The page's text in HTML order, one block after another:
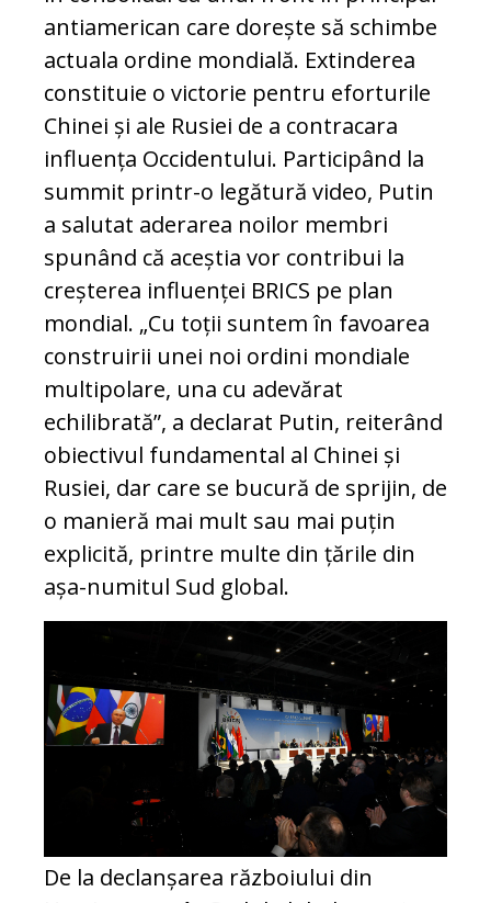
antiamerican care dorește să schimbe
actuala ordine mondială. Extinderea
constituie o victorie pentru eforturile
Chinei și ale Rusiei de a contracara
influența Occidentului. Participând la
summit printr-o legătură video, Putin
a salutat aderarea noilor membri
spunând că aceștia vor contribui la
creșterea influenței BRICS pe plan
mondial. „Cu toții suntem în favoarea
construirii unei noi ordini mondiale
multipolare, una cu adevărat
echilibrată”, a declarat Putin, reiterând
obiectivul fundamental al Chinei și
Rusiei, dar care se bucură de sprijin, de
o manieră mai mult sau mai puțin
explicită, printre multe din țările din
așa-numitul Sud global.
De la declanșarea războiului din